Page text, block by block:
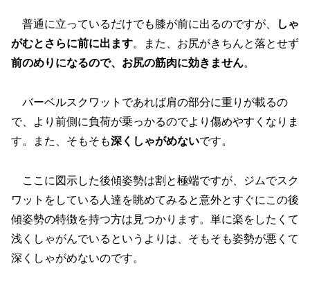
普通に立っているだけでも膝が前に出るのですが、
しゃ
がむとさらに前に出ます。また、お尻がきちんと落とせず
前のめりになるので、お尻の筋肉に効きません。
バーベルスクワットであれば肩の部分に重りが載るの
で、より前側に負荷が乗っかるのでより傷めやすくなりま
す。また、そもそも深くしゃがめないです。
ここに図示した後傾姿勢は割と極端ですが、ジムでスク
ワットをしている人達を眺めてみると意外とすぐにこの後
傾姿勢の特徴を持つ方は見つかります。単に楽をしたくて
浅くしゃがんでいるというよりは、そもそも姿勢が悪くて
深くしゃがめないのです。